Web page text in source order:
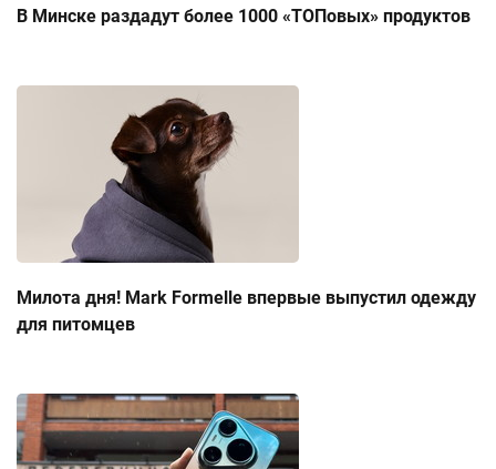
В Минске раздадут более 1000 «ТОПовых» продуктов
Милота дня! Mark Formelle впервые выпустил одежду
для питомцев